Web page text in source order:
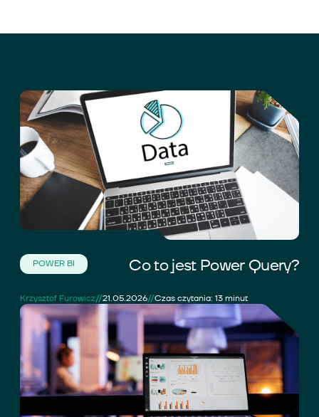
POWER BI Co to jest Power Query?
Krzysztof Furowicz//21.05.2026//Czas czytania: 13 minut